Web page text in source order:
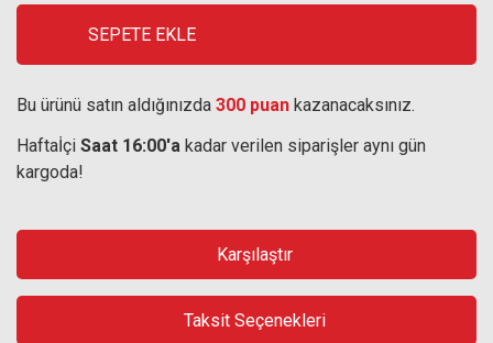
SEPETE EKLE
Bu ürünü satın aldığınızda 300 puan kazanacaksınız.
Haftaİçi Saat 16:00'a kadar verilen siparişler aynı gün
kargoda!
Karşılaştır
Taksit Seçenekleri